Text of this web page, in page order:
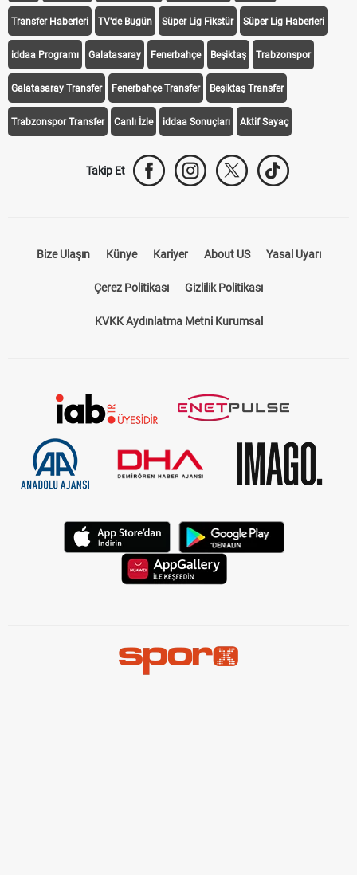
Transfer Haberleri TV'de Bugün Süper Lig Fikstür Süper Lig Haberleri
iddaa Programı Galatasaray Fenerbahçe Beşiktaş Trabzonspor
Galatasaray Transfer Fenerbahçe Transfer Beşiktaş Transfer
Trabzonspor Transfer Canlı İzle iddaa Sonuçları Aktif Sayaç
Takip Et
Bize Ulaşın Künye Kariyer About US Yasal Uyarı
Çerez Politikası Gizlilik Politikası
KVKK Aydınlatma Metni Kurumsal